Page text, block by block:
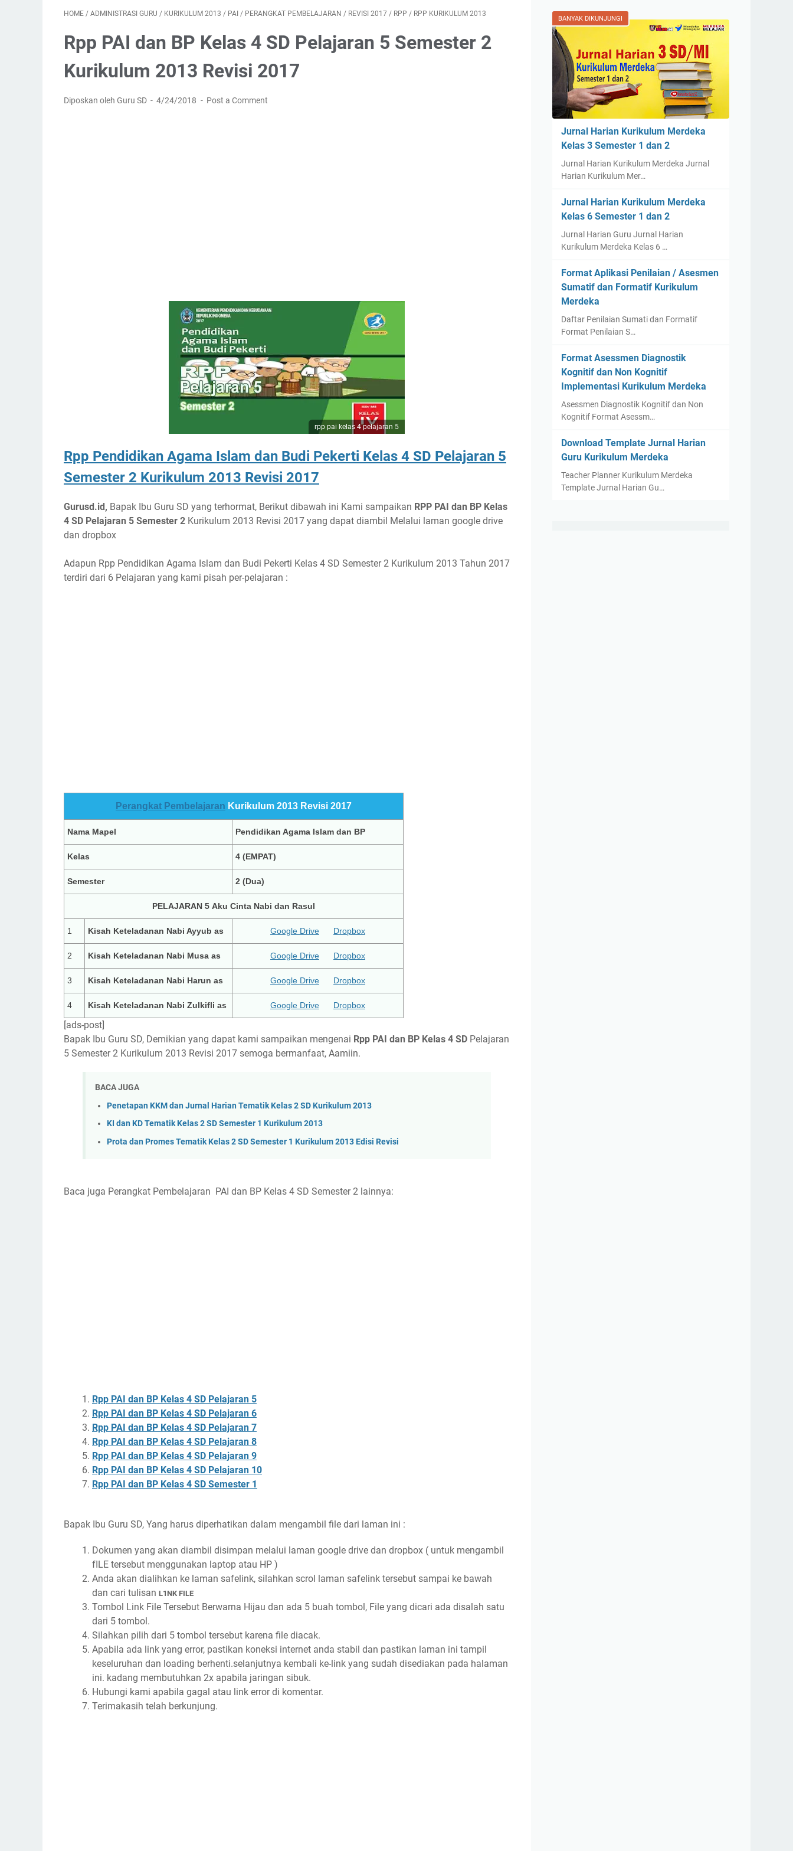
HOME / ADMINISTRASI GURU / KURIKULUM 2013 / PAI / PERANGKAT PEMBELAJARAN / REVISI 2017 / RPP / RPP KURIKULUM 2013
Rpp PAI dan BP Kelas 4 SD Pelajaran 5 Semester 2
Kurikulum 2013 Revisi 2017
Diposkan oleh Guru SD 4/24/2018 Post a Comment
rpp pai kelas 4 pelajaran 5
Rpp Pendidikan Agama Islam dan Budi Pekerti Kelas 4 SD Pelajaran 5
Semester 2 Kurikulum 2013 Revisi 2017
Gurusd.id, Bapak Ibu Guru SD yang terhormat, Berikut dibawah ini Kami sampaikan RPP PAI dan BP Kelas
4 SD Pelajaran 5 Semester 2 Kurikulum 2013 Revisi 2017 yang dapat diambil Melalui laman google drive
dan dropbox
Adapun Rpp Pendidikan Agama Islam dan Budi Pekerti Kelas 4 SD Semester 2 Kurikulum 2013 Tahun 2017
terdiri dari 6 Pelajaran yang kami pisah per-pelajaran :
Perangkat Pembelajaran Kurikulum 2013 Revisi 2017
Nama Mapel Pendidikan Agama Islam dan BP
Kelas 4 (EMPAT)
Semester 2 (Dua)
PELAJARAN 5 Aku Cinta Nabi dan Rasul
1 Kisah Keteladanan Nabi Ayyub as Google Drive Dropbox
2 Kisah Keteladanan Nabi Musa as Google Drive Dropbox
3 Kisah Keteladanan Nabi Harun as Google Drive Dropbox
4 Kisah Keteladanan Nabi Zulkifli as Google Drive Dropbox
[ads-post]
Bapak Ibu Guru SD, Demikian yang dapat kami sampaikan mengenai Rpp PAI dan BP Kelas 4 SD Pelajaran
5 Semester 2 Kurikulum 2013 Revisi 2017 semoga bermanfaat, Aamiin.
BACA JUGA
Penetapan KKM dan Jurnal Harian Tematik Kelas 2 SD Kurikulum 2013
KI dan KD Tematik Kelas 2 SD Semester 1 Kurikulum 2013
Prota dan Promes Tematik Kelas 2 SD Semester 1 Kurikulum 2013 Edisi Revisi
Baca juga Perangkat Pembelajaran PAI dan BP Kelas 4 SD Semester 2 lainnya:
Rpp PAI dan BP Kelas 4 SD Pelajaran 5
Rpp PAI dan BP Kelas 4 SD Pelajaran 6
Rpp PAI dan BP Kelas 4 SD Pelajaran 7
Rpp PAI dan BP Kelas 4 SD Pelajaran 8
Rpp PAI dan BP Kelas 4 SD Pelajaran 9
Rpp PAI dan BP Kelas 4 SD Pelajaran 10
Rpp PAI dan BP Kelas 4 SD Semester 1
Bapak Ibu Guru SD, Yang harus diperhatikan dalam mengambil file dari laman ini :
Dokumen yang akan diambil disimpan melalui laman google drive dan dropbox ( untuk mengambil
fILE tersebut menggunakan laptop atau HP )
Anda akan dialihkan ke laman safelink, silahkan scrol laman safelink tersebut sampai ke bawah
dan cari tulisan L1NK FILE
Tombol Link File Tersebut Berwarna Hijau dan ada 5 buah tombol, File yang dicari ada disalah satu
dari 5 tombol.
Silahkan pilih dari 5 tombol tersebut karena file diacak.
Apabila ada link yang error, pastikan koneksi internet anda stabil dan pastikan laman ini tampil
keseluruhan dan loading berhenti.selanjutnya kembali ke-link yang sudah disediakan pada halaman
ini. kadang membutuhkan 2x apabila jaringan sibuk.
Hubungi kami apabila gagal atau link error di komentar.
Terimakasih telah berkunjung.
BANYAK DIKUNJUNGI
Jurnal Harian Kurikulum Merdeka
Kelas 3 Semester 1 dan 2
Jurnal Harian Kurikulum Merdeka Jurnal
Harian Kurikulum Mer…
Jurnal Harian Kurikulum Merdeka
Kelas 6 Semester 1 dan 2
Jurnal Harian Guru Jurnal Harian
Kurikulum Merdeka Kelas 6 …
Format Aplikasi Penilaian / Asesmen
Sumatif dan Formatif Kurikulum
Merdeka
Daftar Penilaian Sumati dan Formatif
Format Penilaian S…
Format Asessmen Diagnostik
Kognitif dan Non Kognitif
Implementasi Kurikulum Merdeka
Asessmen Diagnostik Kognitif dan Non
Kognitif Format Asessm…
Download Template Jurnal Harian
Guru Kurikulum Merdeka
Teacher Planner Kurikulum Merdeka
Template Jurnal Harian Gu…